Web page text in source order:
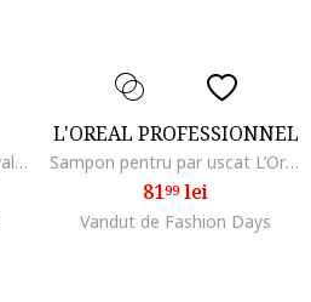
Sampon hidratant Elseve Hyaluron pentru par deshidratatPlump, 1000 ml
L'OREAL PROFESSIONNEL
Sampon pentru par uscat L’Oreal Professionnel Serie Expert Absolut Repair,, 300 ml
8199lei
Vandut de Fashion Days